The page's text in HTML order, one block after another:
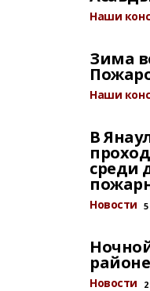
Наши
Зима
Наши
В
среди
Новости
Новости